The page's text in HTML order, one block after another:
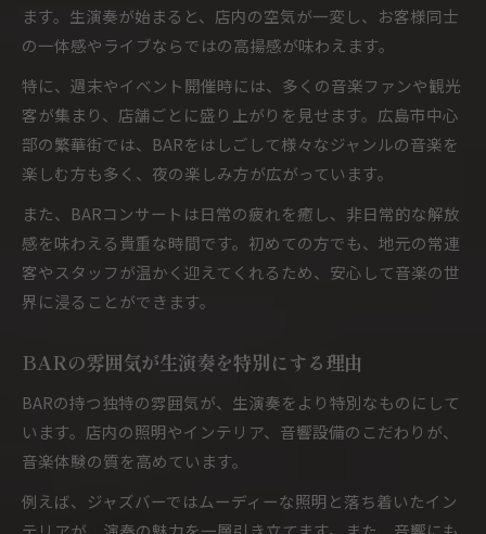
ます。生演奏が始まると、店内の空気が一変し、お客様同士
の一体感やライブならではの高揚感が味わえます。
特に、週末やイベント開催時には、多くの音楽ファンや観光
客が集まり、店舗ごとに盛り上がりを見せます。広島市中心
部の繁華街では、BARをはしごして様々なジャンルの音楽を
楽しむ方も多く、夜の楽しみ方が広がっています。
また、BARコンサートは日常の疲れを癒し、非日常的な解放
感を味わえる貴重な時間です。初めての方でも、地元の常連
客やスタッフが温かく迎えてくれるため、安心して音楽の世
界に浸ることができます。
BARの雰囲気が生演奏を特別にする理由
BARの持つ独特の雰囲気が、生演奏をより特別なものにして
います。店内の照明やインテリア、音響設備のこだわりが、
音楽体験の質を高めています。
例えば、ジャズバーではムーディーな照明と落ち着いたイン